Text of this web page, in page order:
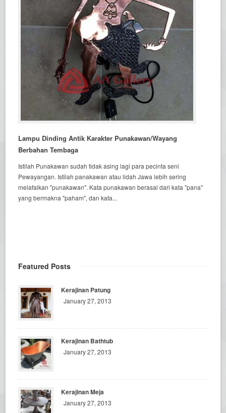
Lampu Dinding Antik Karakter Punakawan/Wayang
Berbahan Tembaga
Istilah Punakawan sudah tidak asing lagi para pecinta seni
Pewayangan. Istilah panakawan atau lidah Jawa lebih sering
melafalkan "punakawan". Kata punakawan berasal dari kata "pana"
yang bermakna "paham", dan kata...
Featured Posts
Kerajinan Patung
January 27, 2013
Kerajinan Bathtub
January 27, 2013
Kerajinan Meja
January 27, 2013